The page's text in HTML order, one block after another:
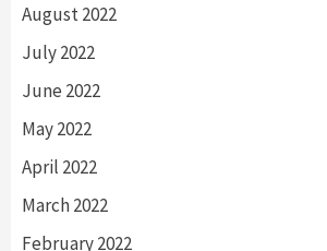
August 2022
July 2022
June 2022
May 2022
April 2022
March 2022
February 2022